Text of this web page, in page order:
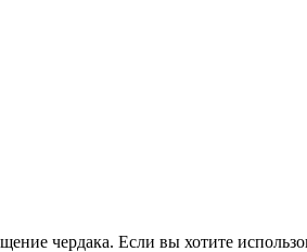
чердака. Если вы хотите